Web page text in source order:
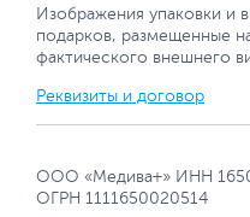
Изображения упаковки и
подарков, размещенные
фактического внешнего
Реквизиты и договор
ООО «Медива+» ИНН
ОГРН 1111650020514